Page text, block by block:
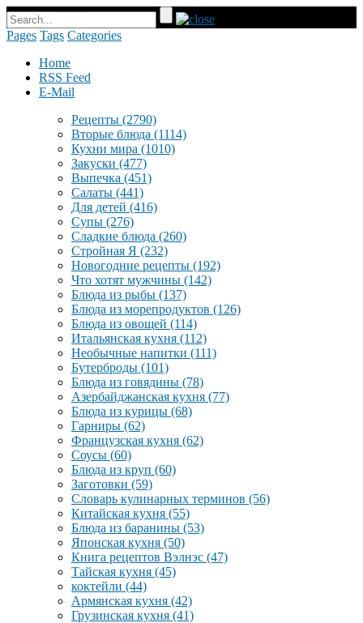
Pages Tags Categories
Home
RSS Feed
E-Mail
Рецепты (2790)
Вторые блюда (1114)
Кухни мира (1010)
Закуски (477)
Выпечка (451)
Салаты (441)
Для детей (416)
Супы (276)
Сладкие блюда (260)
Стройная Я (232)
Новогодние рецепты (192)
Что хотят мужчины (142)
Блюда из рыбы (137)
Блюда из морепродуктов (126)
Блюда из овощей (114)
Итальянская кухня (112)
Необычные напитки (111)
Бутерброды (101)
Блюда из говядины (78)
Азербайджанская кухня (77)
Блюда из курицы (68)
Гарниры (62)
Французская кухня (62)
Соусы (60)
Блюда из круп (60)
Заготовки (59)
Словарь кулинарных терминов (56)
Китайская кухня (55)
Блюда из баранины (53)
Японская кухня (50)
Книга рецептов Вэлнэс (47)
Тайская кухня (45)
коктейли (44)
Армянская кухня (42)
Грузинская кухня (41)